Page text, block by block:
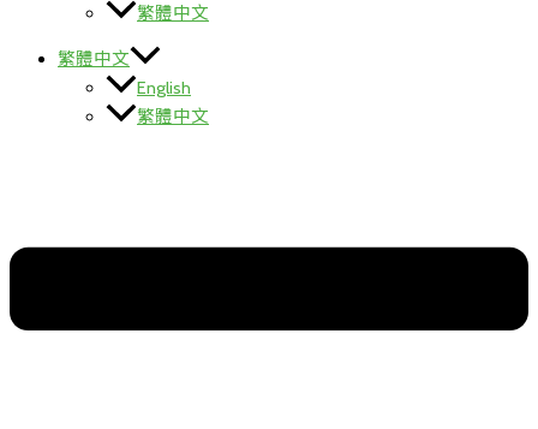
繁體中文
繁體中文
English
繁體中文